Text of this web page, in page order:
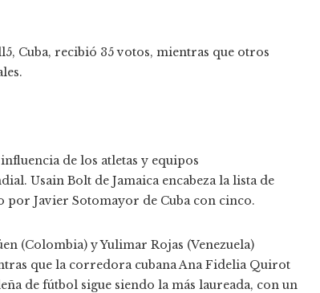
Cuba, recibió 35 votos, mientras que otros
de los atletas y equipos
Usain Bolt de Jamaica encabeza la lista de
por Javier Sotomayor de Cuba con cinco.
(Colombia) y Yulimar Rojas (Venezuela)
que la corredora cubana Ana Fidelia Quirot
de fútbol sigue siendo la más laureada, con un